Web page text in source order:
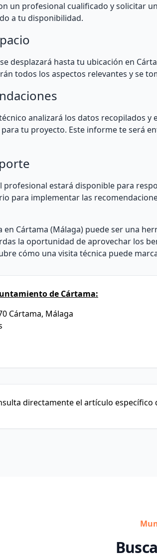
un profesional cualificado y solicitar
a tu disponibilidad.
desplazará hasta tu ubicación en
todos los aspectos relevantes y se
analizará los datos recopilados
tu proyecto. Este informe te será
profesional estará disponible para
para implementar las
en Cártama (Málaga) puede ser una
la oportunidad de aprovechar los
cómo una visita técnica puede
de Cártama:
Cártama, Málaga
directamente el artículo específico